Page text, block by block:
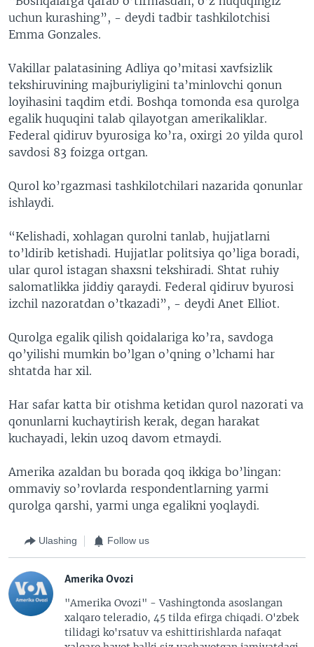
uchun kurashing”, - deydi tadbir tashkilotchisi
Emma Gonzales.
Vakillar palatasining Adliya qo’mitasi xavfsizlik
tekshiruvining majburiyligini ta’minlovchi qonun
loyihasini taqdim etdi. Boshqa tomonda esa qurolga
egalik huquqini talab qilayotgan amerikaliklar.
Federal qidiruv byurosiga ko’ra, oxirgi 20 yilda qurol
savdosi 83 foizga ortgan.
Qurol ko’rgazmasi tashkilotchilari nazarida qonunlar
ishlaydi.
“Kelishadi, xohlagan qurolni tanlab, hujjatlarni
to’ldirib ketishadi. Hujjatlar politsiya qo’liga boradi,
ular qurol istagan shaxsni tekshiradi. Shtat ruhiy
salomatlikka jiddiy qaraydi. Federal qidiruv byurosi
izchil nazoratdan o’tkazadi”, - deydi Anet Elliot.
Qurolga egalik qilish qoidalariga ko’ra, savdoga
qo’yilishi mumkin bo’lgan o’qning o’lchami har
shtatda har xil.
Har safar katta bir otishma ketidan qurol nazorati va
qonunlarni kuchaytirish kerak, degan harakat
kuchayadi, lekin uzoq davom etmaydi.
Amerika azaldan bu borada qoq ikkiga bo’lingan:
ommaviy so’rovlarda respondentlarning yarmi
qurolga qarshi, yarmi unga egalikni yoqlaydi.
Ulashing Follow us
Amerika Ovozi
"Amerika Ovozi" - Vashingtonda asoslangan
xalqaro teleradio, 45 tilda efirga chiqadi. O'zbek
tilidagi ko'rsatuv va eshittirishlarda nafaqat